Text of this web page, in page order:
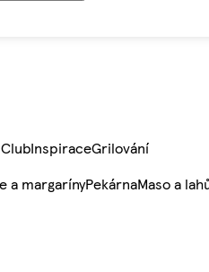
InspiraceGrilování
a margarínyPekárnaMaso a